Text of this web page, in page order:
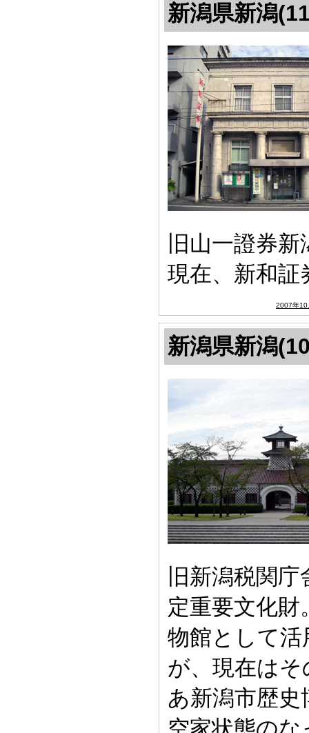
新潟県新潟
旧山一證券
現在、新和
2007年10
新潟県新潟
旧新潟税関
定重要文化財
物館として
が、現在は
あ新潟市歴